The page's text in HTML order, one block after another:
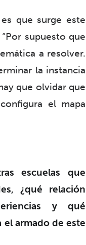
que surge este
supuesto que
a resolver.
la instancia
que olvidar que
el mapa
escuelas que
¿qué relación
y qué
el armado de este